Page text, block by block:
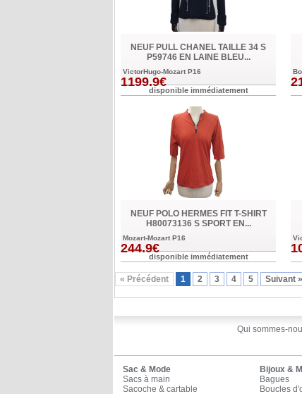
NEUF PULL CHANEL TAILLE 34 S
P59746 EN LAINE BLEU...
VictorHugo-Mozart P16
1199.9€
disponible immédiatement
NEUF POLO HERMES FIT T-SHIRT
H80073136 S SPORT EN...
Mozart-Mozart P16
244.9€
disponible immédiatement
« Précédent 1 2 3 4 5 Suivant »
Qui sommes-
Sac & Mode
Sacs à main
Sacoche & cartable
Bijoux &
Bagues
Boucles